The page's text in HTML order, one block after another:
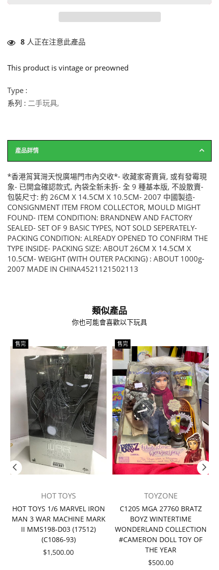
8 人正在注意此產品
This product is vintage or preowned
Type :
系列 : 二手玩具,
產品詳情
*香港筲箕灣天悅廣場門市內交收*- 收藏家寄賣貨, 或有發霉現
象- 已開盒確認款式, 內袋全新未拆- 全 9 種基本版, 不設散賣-
包裝尺寸: 約 26CM X 14.5CM X 10.5CM- 2007 中國製造-
CONSIGNMENT ITEM FROM COLLECTOR, MOULD MIGHT
FOUND- ITEM CONDITION: BRANDNEW AND FACTORY
SEALED- SET OF 9 BASIC TYPES, NOT SOLD SEPERATELY-
PACKING CONDITION: ALREADY OPENED TO CONFIRM THE
TYPE INSIDE- PACKING SIZE: ABOUT 26CM X 14.5CM X
10.5CM- WEIGHT (WITH OUTER PACKING) : ABOUT 1000g-
2007 MADE IN CHINA4521121502113
類似產品
你也可能會喜歡以下玩具
售完
HOT TOYS
HOT TOYS 1/6 MARVEL IRON
MAN 3 WAR MACHINE MARK
II MMS198-D03 (17512)
(C1086-93)
價
$1,500.00
售完
TOYZONE
C1205 MGA 27760 BRATZ
BOYZ WINTERTIME
WONDERLAND COLLECTION
#CAMERON DOLL TOY OF
THE YEAR
價
$500.00